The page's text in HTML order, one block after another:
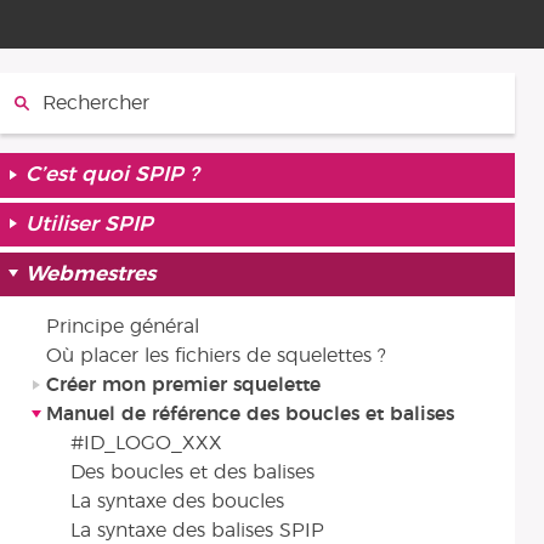
C’est quoi SPIP ?
Utiliser SPIP
Webmestres
Principe général
Où placer les fichiers de squelettes ?
Créer mon premier squelette
Manuel de référence des boucles et balises
#ID_LOGO_XXX
Des boucles et des balises
La syntaxe des boucles
La syntaxe des balises SPIP